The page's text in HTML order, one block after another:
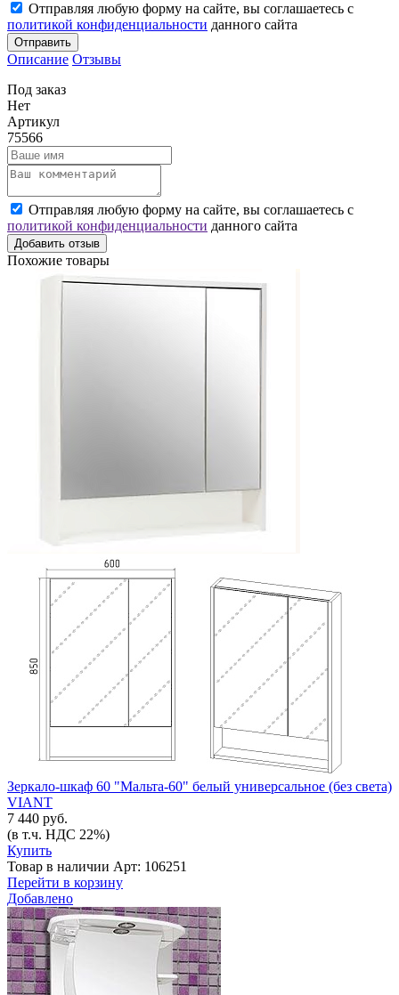
Отправляя любую форму на сайте, вы соглашаетесь с
политикой конфиденциальности данного сайта
Отправить
Описание Отзывы
Под заказ
Нет
Артикул
75566
Отправляя любую форму на сайте, вы соглашаетесь с
политикой конфиденциальности данного сайта
Добавить отзыв
Похожие товары
Зеркало-шкаф 60 "Мальта-60" белый универсальное (без света)
VIANT
7 440 руб.
(в т.ч. НДС 22%)
Купить
Товар в наличии Арт: 106251
Перейти в корзину
Добавлено